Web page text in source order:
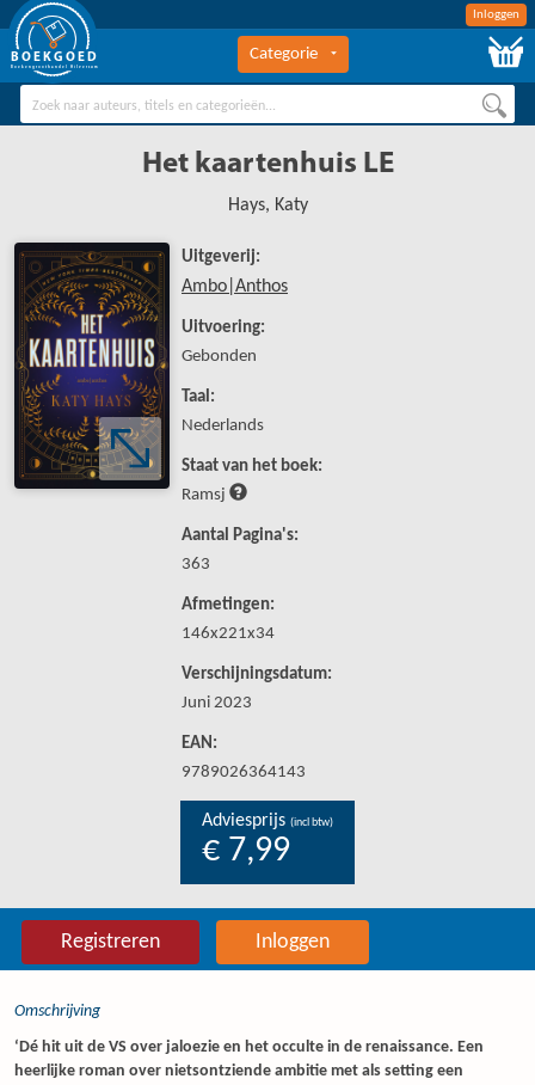
Inloggen
BOEKGOED
Boekengroothandel Hilversum
Categorie
Het kaartenhuis LE
Hays, Katy
Uitgeverij:
Ambo|Anthos
Uitvoering:
Gebonden
Taal:
Nederlands
Staat van het boek:
Ramsj
Aantal Pagina's:
363
Afmetingen:
146x221x34
Verschijningsdatum:
Juni 2023
EAN:
9789026364143
Adviesprijs (incl btw)
€ 7,99
Registreren Inloggen
Omschrijving
‘Dé hit uit de VS over jaloezie en het occulte in de renaissance. Een
heerlijke roman over nietsontziende ambitie met als setting een